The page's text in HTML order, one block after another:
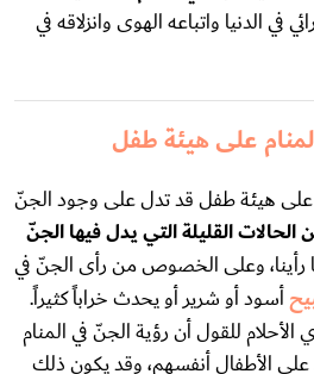
في الدنيا واتباعه الهوى وانزلاقه في
على هيئة طفل
على هيئة طفل قد تدل على وجود الجنّ
القليلة التي يدل فيها الجنّ
رأينا، وعلى الخصوص من رأى الجنّ في
أسود أو شرير أو يحدث خراباً كثيراً.
للقول أن رؤية الجنّ في المنام
الأطفال أنفسهم، وقد يكون ذلك